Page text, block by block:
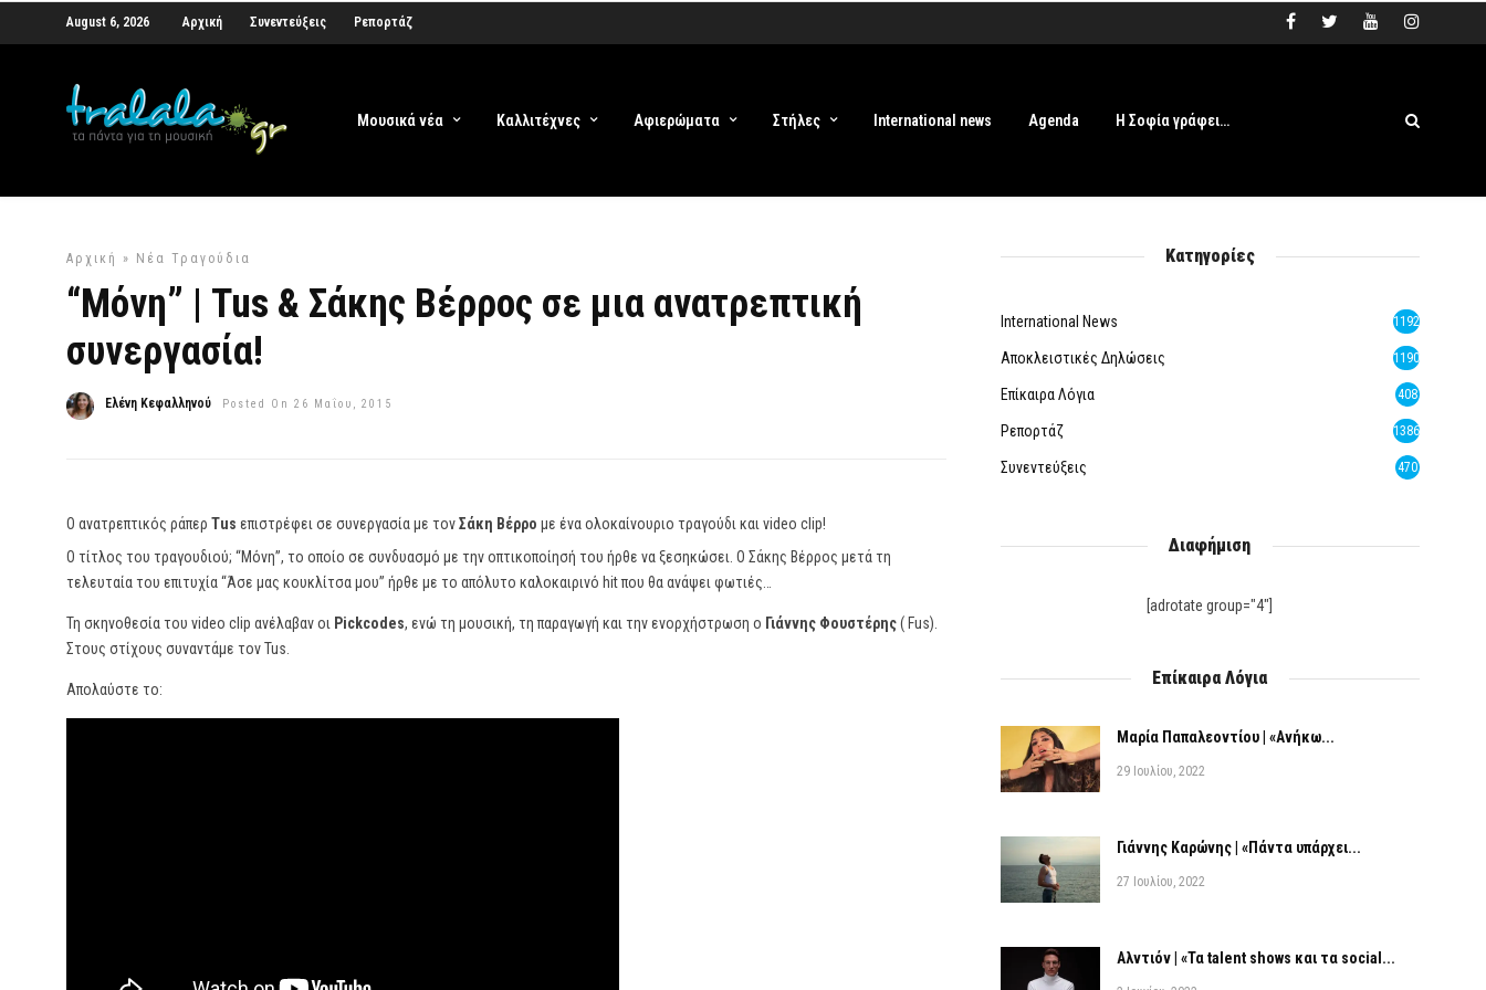
August 6, 2026 Αρχική Συνεντεύξεις Ρεπορτάζ
Μουσικά νέα Καλλιτέχνες Αφιερώματα Στήλες International news Agenda Η Σοφία γράφει…
Αρχική » Νέα Τραγούδια
“Μόνη” | Tus & Σάκης Βέρρος σε μια ανατρεπτική
συνεργασία!
Ελένη Κεφαλληνού Posted On 26 Μαΐου, 2015
Ο ανατρεπτικός ράπερ Tus επιστρέφει σε συνεργασία με τονΣάκη Βέρρο με ένα ολοκαίνουριο τραγούδι και video clip!
Ο τίτλος του τραγουδιού; “Μόνη”, το οποίο σε συνδυασμό με την οπτικοποίησή του ήρθε να ξεσηκώσει. Ο Σάκης Βέρρος μετά τη
τελευταία του επιτυχία “Άσε μας κουκλίτσα μου” ήρθε με το απόλυτο καλοκαιρινό hit που θα ανάψει φωτιές…
Τη σκηνοθεσία του video clip ανέλαβαν οι Pickcodes, ενώ τη μουσική, τη παραγωγή και την ενορχήστρωση ο Γιάννης Φουστέρης( Fus).
Στους στίχους συναντάμε τον Tus.
Απολαύστε το:
Κατηγορίες
International News 1192
Αποκλειστικές Δηλώσεις 1190
Επίκαιρα Λόγια 408
Ρεπορτάζ 1386
Συνεντεύξεις 470
Διαφήμιση
[adrotate group="4"]
Επίκαιρα Λόγια
Μαρία Παπαλεοντίου | «Ανήκω...
29 Ιουλίου, 2022
Γιάννης Καρώνης | «Πάντα υπάρχει...
27 Ιουλίου, 2022
Αλντιόν | «Τα talent shows και τα social...